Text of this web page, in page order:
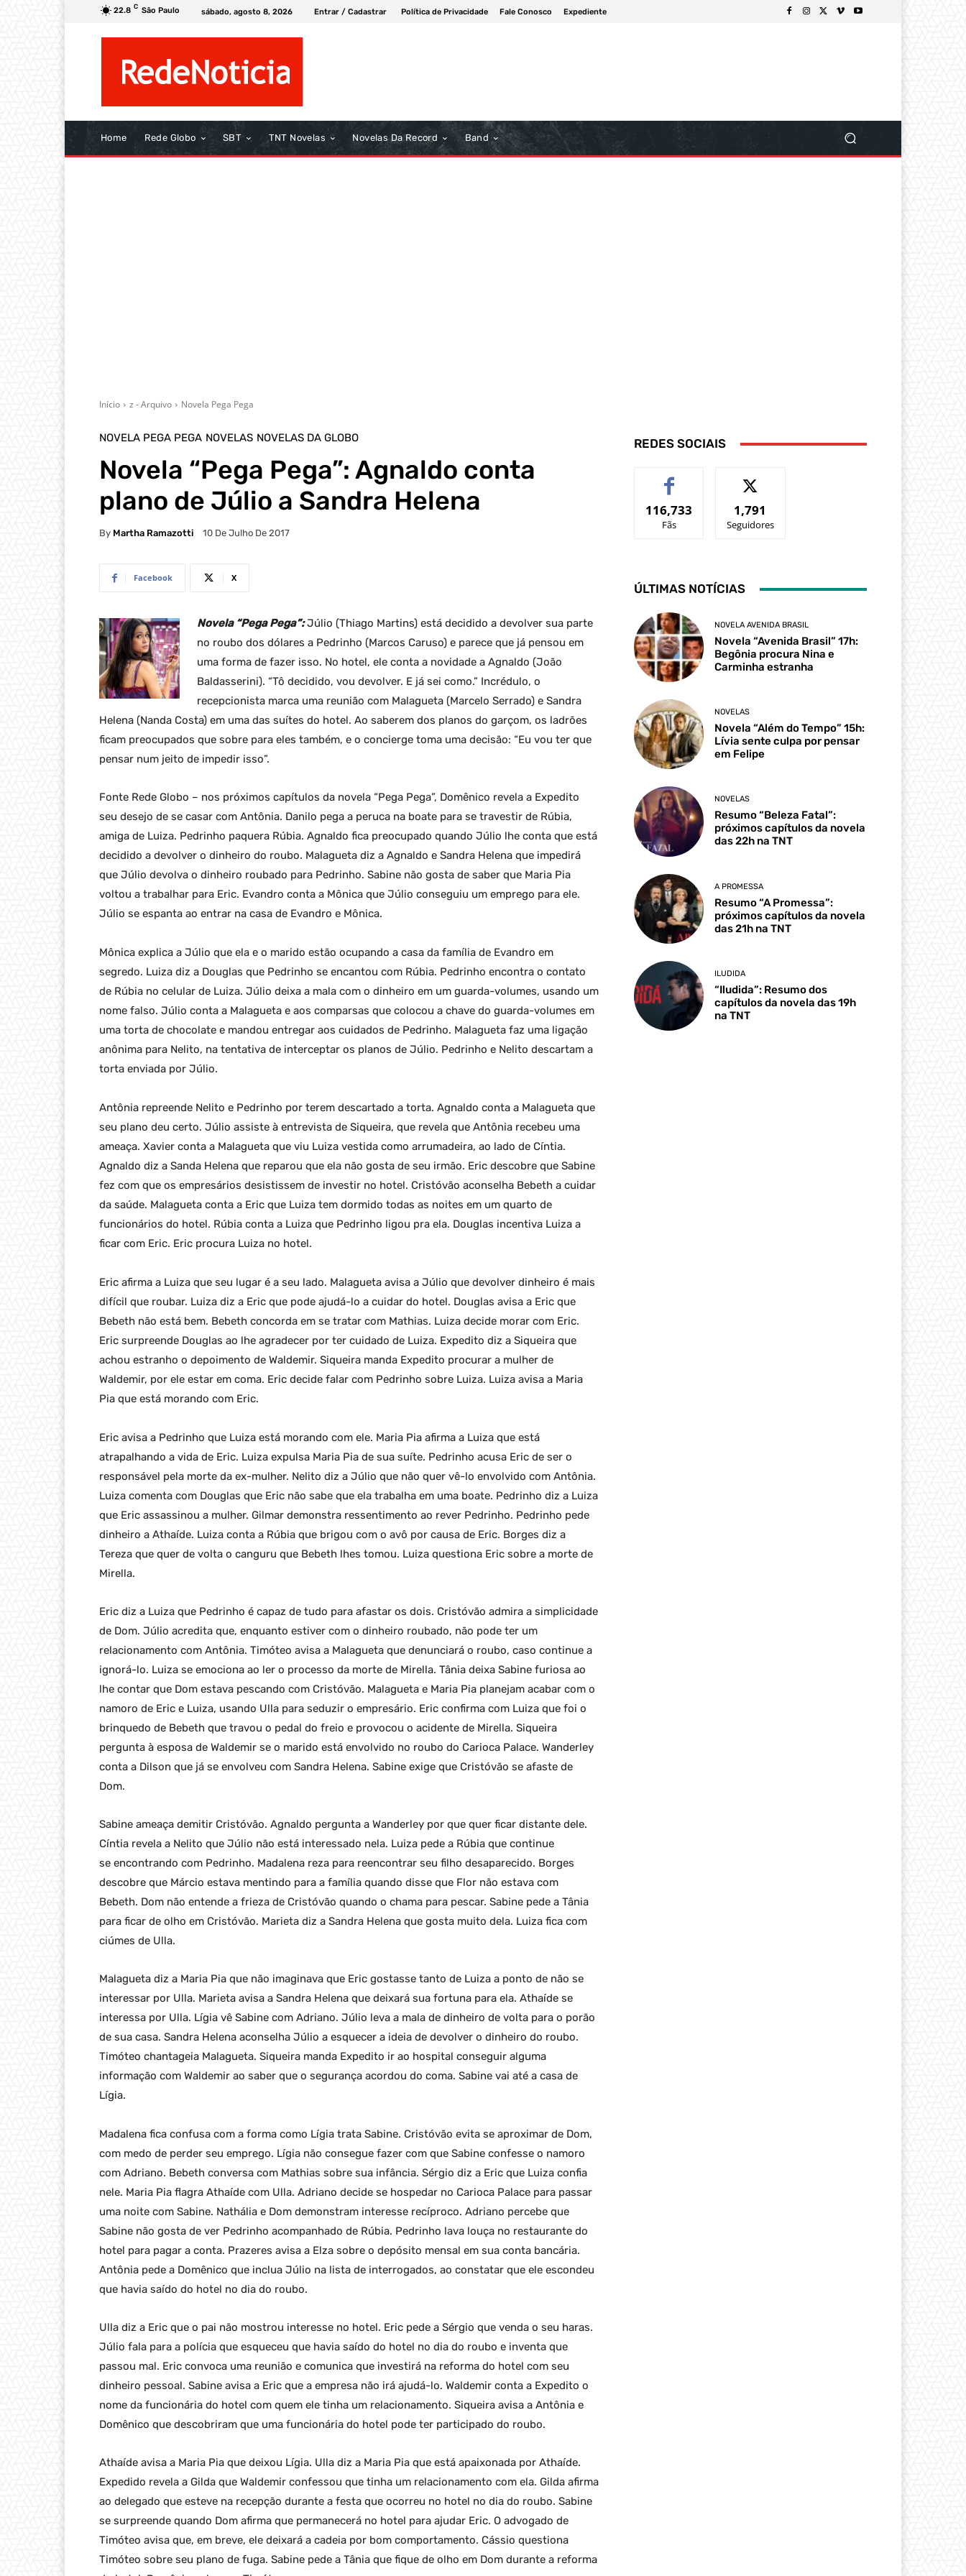
22.8 C São Paulo sábado, agosto 8, 2026 Entrar / Cadastrar Política de Privacidade Fale Conosco Expediente
Home Rede Globo SBT TNT Novelas Novelas Da Record Band
Início z - Arquivo Novela Pega Pega
NOVELA PEGA PEGA NOVELAS NOVELAS DA GLOBO
Novela “Pega Pega”: Agnaldo conta
plano de Júlio a Sandra Helena
By Martha Ramazotti 10 De Julho De 2017
Facebook X
Novela “Pega Pega”:Júlio (Thiago Martins) está decidido a devolver sua parte
no roubo dos dólares a Pedrinho (Marcos Caruso) e parece que já pensou em
uma forma de fazer isso. No hotel, ele conta a novidade a Agnaldo (João
Baldasserini). “Tô decidido, vou devolver. E já sei como.” Incrédulo, o
recepcionista marca uma reunião com Malagueta (Marcelo Serrado) e Sandra
Helena (Nanda Costa) em uma das suítes do hotel. Ao saberem dos planos do garçom, os ladrões
ficam preocupados que sobre para eles também, e o concierge toma uma decisão: “Eu vou ter que
pensar num jeito de impedir isso”.
Fonte Rede Globo – nos próximos capítulos da novela “Pega Pega”, Domênico revela a Expedito
seu desejo de se casar com Antônia. Danilo pega a peruca na boate para se travestir de Rúbia,
amiga de Luiza. Pedrinho paquera Rúbia. Agnaldo fica preocupado quando Júlio lhe conta que está
decidido a devolver o dinheiro do roubo. Malagueta diz a Agnaldo e Sandra Helena que impedirá
que Júlio devolva o dinheiro roubado para Pedrinho. Sabine não gosta de saber que Maria Pia
voltou a trabalhar para Eric. Evandro conta a Mônica que Júlio conseguiu um emprego para ele.
Júlio se espanta ao entrar na casa de Evandro e Mônica.
Mônica explica a Júlio que ela e o marido estão ocupando a casa da família de Evandro em
segredo. Luiza diz a Douglas que Pedrinho se encantou com Rúbia. Pedrinho encontra o contato
de Rúbia no celular de Luiza. Júlio deixa a mala com o dinheiro em um guarda-volumes, usando um
nome falso. Júlio conta a Malagueta e aos comparsas que colocou a chave do guarda-volumes em
uma torta de chocolate e mandou entregar aos cuidados de Pedrinho. Malagueta faz uma ligação
anônima para Nelito, na tentativa de interceptar os planos de Júlio. Pedrinho e Nelito descartam a
torta enviada por Júlio.
Antônia repreende Nelito e Pedrinho por terem descartado a torta. Agnaldo conta a Malagueta que
seu plano deu certo. Júlio assiste à entrevista de Siqueira, que revela que Antônia recebeu uma
ameaça. Xavier conta a Malagueta que viu Luiza vestida como arrumadeira, ao lado de Cíntia.
Agnaldo diz a Sanda Helena que reparou que ela não gosta de seu irmão. Eric descobre que Sabine
fez com que os empresários desistissem de investir no hotel. Cristóvão aconselha Bebeth a cuidar
da saúde. Malagueta conta a Eric que Luiza tem dormido todas as noites em um quarto de
funcionários do hotel. Rúbia conta a Luiza que Pedrinho ligou pra ela. Douglas incentiva Luiza a
ficar com Eric. Eric procura Luiza no hotel.
Eric afirma a Luiza que seu lugar é a seu lado. Malagueta avisa a Júlio que devolver dinheiro é mais
difícil que roubar. Luiza diz a Eric que pode ajudá-lo a cuidar do hotel. Douglas avisa a Eric que
Bebeth não está bem. Bebeth concorda em se tratar com Mathias. Luiza decide morar com Eric.
Eric surpreende Douglas ao lhe agradecer por ter cuidado de Luiza. Expedito diz a Siqueira que
achou estranho o depoimento de Waldemir. Siqueira manda Expedito procurar a mulher de
Waldemir, por ele estar em coma. Eric decide falar com Pedrinho sobre Luiza. Luiza avisa a Maria
Pia que está morando com Eric.
Eric avisa a Pedrinho que Luiza está morando com ele. Maria Pia afirma a Luiza que está
atrapalhando a vida de Eric. Luiza expulsa Maria Pia de sua suíte. Pedrinho acusa Eric de ser o
responsável pela morte da ex-mulher. Nelito diz a Júlio que não quer vê-lo envolvido com Antônia.
Luiza comenta com Douglas que Eric não sabe que ela trabalha em uma boate. Pedrinho diz a Luiza
que Eric assassinou a mulher. Gilmar demonstra ressentimento ao rever Pedrinho. Pedrinho pede
dinheiro a Athaíde. Luiza conta a Rúbia que brigou com o avô por causa de Eric. Borges diz a
Tereza que quer de volta o canguru que Bebeth lhes tomou. Luiza questiona Eric sobre a morte de
Mirella.
Eric diz a Luiza que Pedrinho é capaz de tudo para afastar os dois. Cristóvão admira a simplicidade
de Dom. Júlio acredita que, enquanto estiver com o dinheiro roubado, não pode ter um
relacionamento com Antônia. Timóteo avisa a Malagueta que denunciará o roubo, caso continue a
ignorá-lo. Luiza se emociona ao ler o processo da morte de Mirella. Tânia deixa Sabine furiosa ao
lhe contar que Dom estava pescando com Cristóvão. Malagueta e Maria Pia planejam acabar com o
namoro de Eric e Luiza, usando Ulla para seduzir o empresário. Eric confirma com Luiza que foi o
brinquedo de Bebeth que travou o pedal do freio e provocou o acidente de Mirella. Siqueira
pergunta à esposa de Waldemir se o marido está envolvido no roubo do Carioca Palace. Wanderley
conta a Dilson que já se envolveu com Sandra Helena. Sabine exige que Cristóvão se afaste de
Dom.
Sabine ameaça demitir Cristóvão. Agnaldo pergunta a Wanderley por que quer ficar distante dele.
Cíntia revela a Nelito que Júlio não está interessado nela. Luiza pede a Rúbia que continue
se encontrando com Pedrinho. Madalena reza para reencontrar seu filho desaparecido. Borges
descobre que Márcio estava mentindo para a família quando disse que Flor não estava com
Bebeth. Dom não entende a frieza de Cristóvão quando o chama para pescar. Sabine pede a Tânia
para ficar de olho em Cristóvão. Marieta diz a Sandra Helena que gosta muito dela. Luiza fica com
ciúmes de Ulla.
Malagueta diz a Maria Pia que não imaginava que Eric gostasse tanto de Luiza a ponto de não se
interessar por Ulla. Marieta avisa a Sandra Helena que deixará sua fortuna para ela. Athaíde se
interessa por Ulla. Lígia vê Sabine com Adriano. Júlio leva a mala de dinheiro de volta para o porão
de sua casa. Sandra Helena aconselha Júlio a esquecer a ideia de devolver o dinheiro do roubo.
Timóteo chantageia Malagueta. Siqueira manda Expedito ir ao hospital conseguir alguma
informação com Waldemir ao saber que o segurança acordou do coma. Sabine vai até a casa de
Lígia.
Madalena fica confusa com a forma como Lígia trata Sabine. Cristóvão evita se aproximar de Dom,
com medo de perder seu emprego. Lígia não consegue fazer com que Sabine confesse o namoro
com Adriano. Bebeth conversa com Mathias sobre sua infância. Sérgio diz a Eric que Luiza confia
nele. Maria Pia flagra Athaíde com Ulla. Adriano decide se hospedar no Carioca Palace para passar
uma noite com Sabine. Nathália e Dom demonstram interesse recíproco. Adriano percebe que
Sabine não gosta de ver Pedrinho acompanhado de Rúbia. Pedrinho lava louça no restaurante do
hotel para pagar a conta. Prazeres avisa a Elza sobre o depósito mensal em sua conta bancária.
Antônia pede a Domênico que inclua Júlio na lista de interrogados, ao constatar que ele escondeu
que havia saído do hotel no dia do roubo.
Ulla diz a Eric que o pai não mostrou interesse no hotel. Eric pede a Sérgio que venda o seu haras.
Júlio fala para a polícia que esqueceu que havia saído do hotel no dia do roubo e inventa que
passou mal. Eric convoca uma reunião e comunica que investirá na reforma do hotel com seu
dinheiro pessoal. Sabine avisa a Eric que a empresa não irá ajudá-lo. Waldemir conta a Expedito o
nome da funcionária do hotel com quem ele tinha um relacionamento. Siqueira avisa a Antônia e
Domênico que descobriram que uma funcionária do hotel pode ter participado do roubo.
Athaíde avisa a Maria Pia que deixou Lígia. Ulla diz a Maria Pia que está apaixonada por Athaíde.
Expedido revela a Gilda que Waldemir confessou que tinha um relacionamento com ela. Gilda afirma
ao delegado que esteve na recepção durante a festa que ocorreu no hotel no dia do roubo. Sabine
se surpreende quando Dom afirma que permanecerá no hotel para ajudar Eric. O advogado de
Timóteo avisa que, em breve, ele deixará a cadeia por bom comportamento. Cássio questiona
Timóteo sobre seu plano de fuga. Sabine pede a Tânia que fique de olho em Dom durante a reforma
REDES SOCIAIS
116,733
Fãs
1,791
Seguidores
ÚLTIMAS NOTÍCIAS
NOVELA AVENIDA BRASIL
Novela “Avenida Brasil” 17h:
Begônia procura Nina e
Carminha estranha
NOVELAS
Novela “Além do Tempo” 15h:
Lívia sente culpa por pensar
em Felipe
NOVELAS
Resumo “Beleza Fatal”:
próximos capítulos da novela
das 22h na TNT
A PROMESSA
Resumo “A Promessa”:
próximos capítulos da novela
das 21h na TNT
ILUDIDA
“Iludida”: Resumo dos
capítulos da novela das 19h
na TNT